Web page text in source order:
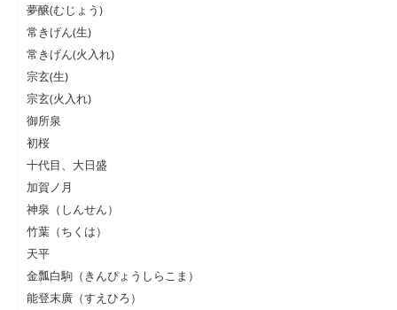
夢醸(むじょう)
常きげん(生)
常きげん(火入れ)
宗玄(生)
宗玄(火入れ)
御所泉
初桜
十代目、大日盛
加賀ノ月
神泉（しんせん）
竹葉（ちくは）
天平
金瓢白駒（きんぴょうしらこま）
能登末廣（すえひろ）